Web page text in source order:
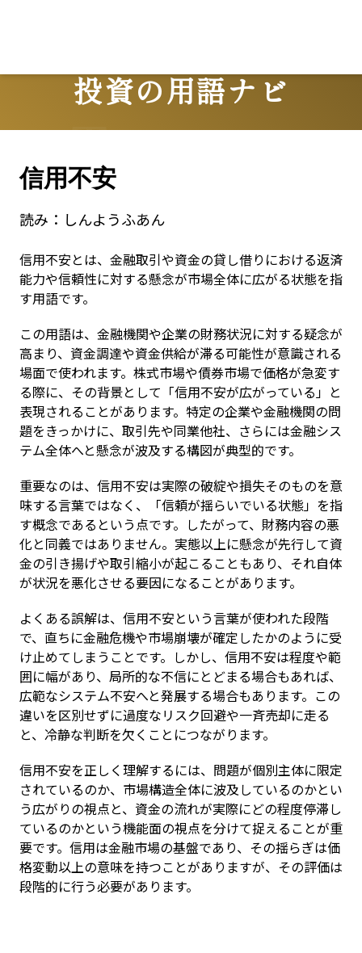
投資の用語ナビ
Terms
信用不安
読み： しんようふあん
信用不安とは、金融取引や資金の貸し借りにおける返済
能力や信頼性に対する懸念が市場全体に広がる状態を指
す用語です。
この用語は、金融機関や企業の財務状況に対する疑念が
高まり、資金調達や資金供給が滞る可能性が意識される
場面で使われます。株式市場や債券市場で価格が急変す
る際に、その背景として「信用不安が広がっている」と
表現されることがあります。特定の企業や金融機関の問
題をきっかけに、取引先や同業他社、さらには金融シス
テム全体へと懸念が波及する構図が典型的です。
重要なのは、信用不安は実際の破綻や損失そのものを意
味する言葉ではなく、「信頼が揺らいでいる状態」を指
す概念であるという点です。したがって、財務内容の悪
化と同義ではありません。実態以上に懸念が先行して資
金の引き揚げや取引縮小が起こることもあり、それ自体
が状況を悪化させる要因になることがあります。
よくある誤解は、信用不安という言葉が使われた段階
で、直ちに金融危機や市場崩壊が確定したかのように受
け止めてしまうことです。しかし、信用不安は程度や範
囲に幅があり、局所的な不信にとどまる場合もあれば、
広範なシステム不安へと発展する場合もあります。この
違いを区別せずに過度なリスク回避や一斉売却に走る
と、冷静な判断を欠くことにつながります。
信用不安を正しく理解するには、問題が個別主体に限定
されているのか、市場構造全体に波及しているのかとい
う広がりの視点と、資金の流れが実際にどの程度停滞し
ているのかという機能面の視点を分けて捉えることが重
要です。信用は金融市場の基盤であり、その揺らぎは価
格変動以上の意味を持つことがありますが、その評価は
段階的に行う必要があります。